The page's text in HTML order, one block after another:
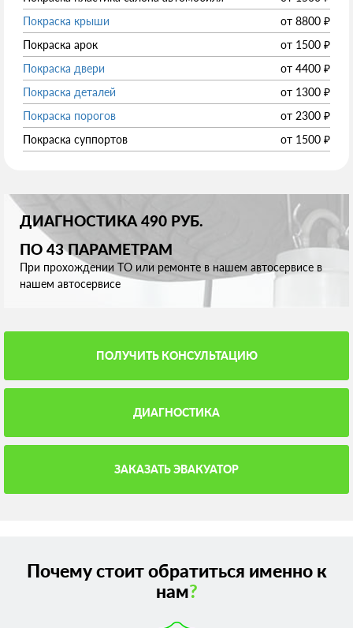
Покраска крыши
от 8800 ₽
Покраска арок
от 1500 ₽
Покраска двери
от 4400 ₽
Покраска деталей
от 1300 ₽
Покраска порогов
от 2300 ₽
Покраска суппортов
от 1500 ₽
ДИАГНОСТИКА 490 РУБ.
ПО 43 ПАРАМЕТРАМ
При прохождении ТО или ремонте в нашем автосервисе в
нашем автосервисе
ПОЛУЧИТЬ КОНСУЛЬТАЦИЮ
ДИАГНОСТИКА
ЗАКАЗАТЬ ЭВАКУАТОР
Почему стоит обратиться именно к
нам?